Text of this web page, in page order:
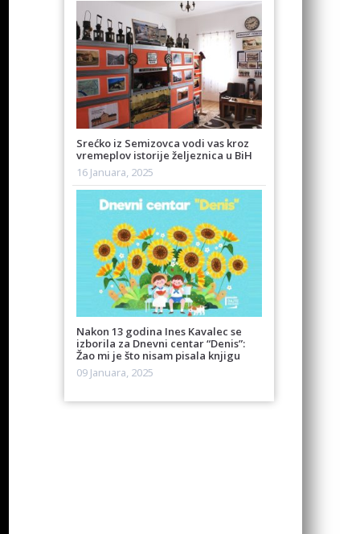
Srećko iz Semizovca vodi vas kroz
vremeplov istorije željeznica u BiH
16 Januara, 2025
Nakon 13 godina Ines Kavalec se
izborila za Dnevni centar “Denis”:
Žao mi je što nisam pisala knjigu
09 Januara, 2025